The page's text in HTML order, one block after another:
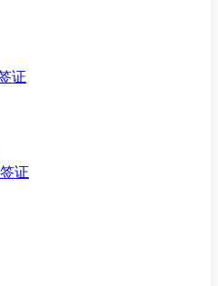
证
证